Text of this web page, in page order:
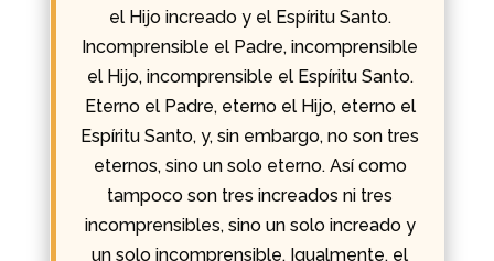
el Hijo increado y el Espíritu Santo.
Incomprensible el Padre, incomprensible
el Hijo, incomprensible el Espíritu Santo.
Eterno el Padre, eterno el Hijo, eterno el
Espíritu Santo, y, sin embargo, no son tres
eternos, sino un solo eterno. Así como
tampoco son tres increados ni tres
incomprensibles, sino un solo increado y
un solo incomprensible. Igualmente, el